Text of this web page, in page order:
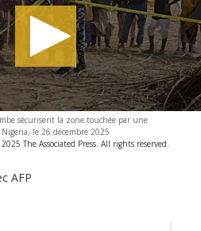
sécurisent la zone touchée par une
le 26 décembre 2025
The Associated Press. All rights reserved.
AFP